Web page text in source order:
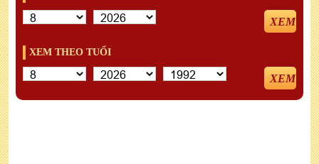
XEM
XEM THEO TUỔI
XEM